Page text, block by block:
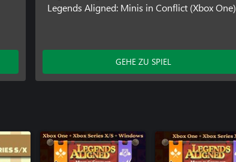
Legends Aligned: Minis in Conflict (Xbox One)
GEHE ZU SPIEL